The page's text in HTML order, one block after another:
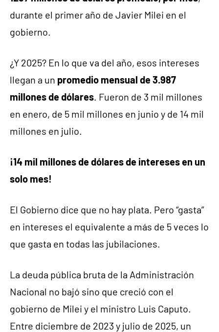
durante el primer año de Javier Milei en el
gobierno.
¿Y 2025? En lo que va del año, esos intereses
llegan a un promedio mensual de 3.987
millones de dólares. Fueron de 3 mil millones
en enero, de 5 mil millones en junio y de 14 mil
millones en julio.
¡14 mil millones de dólares de intereses en un
solo mes!
El Gobierno dice que no hay plata. Pero “gasta”
en intereses el equivalente a más de 5 veces lo
que gasta en todas las jubilaciones.
La deuda pública bruta de la Administración
Nacional no bajó sino que creció con el
gobierno de Milei y el ministro Luis Caputo.
Entre diciembre de 2023 y julio de 2025, un